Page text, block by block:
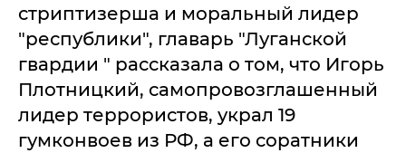
стриптизерша и моральный лидер
"республики", главарь "Луганской
гвардии " рассказала о том, что Игорь
Плотницкий, самопровозглашенный
лидер террористов, украл 19
гумконвоев из РФ, а его соратники